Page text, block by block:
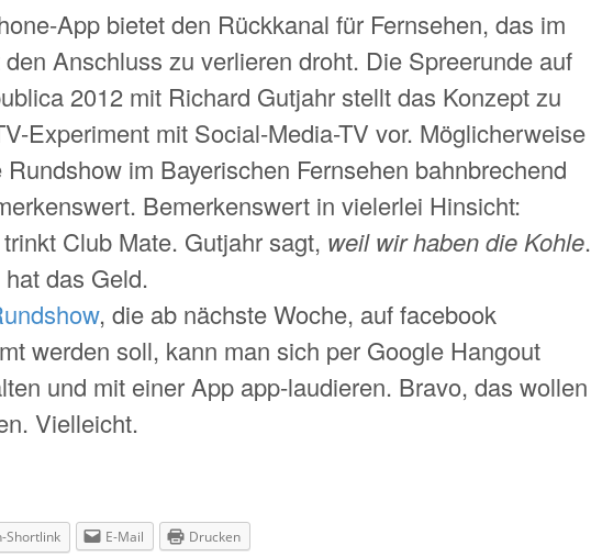
App bietet den Rückkanal für Fernsehen, das im
den Anschluss zu verlieren droht. Die Spreerunde auf
2012 mit Richard Gutjahr stellt das Konzept zu
Experiment mit Social-Media-TV vor. Möglicherweise
Rundshow im Bayerischen Fernsehen bahnbrechend
Bemerkenswert in vielerlei Hinsicht:
Club Mate. Gutjahr sagt, weil wir haben die Kohle.
das Geld.
, die ab nächste Woche, auf facebook
werden soll, kann man sich per Google Hangout
und mit einer App app-laudieren. Bravo, das wollen
Vielleicht.
Shortlink E-Mail Drucken